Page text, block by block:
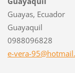
Guayas, Ecuador
Guayaquil
0988096828
e-vera-95@hotmai